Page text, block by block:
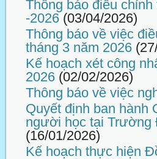
Thông báo điều
-2026 (03/04/2026)
Thông báo về việc
tháng 3 năm 2026
Kế hoạch xét công
2026 (02/02/2026)
Thông báo về việc
Quyết định ban hành
người học tại Trường
(16/01/2026)
Kế hoạch thực hiện